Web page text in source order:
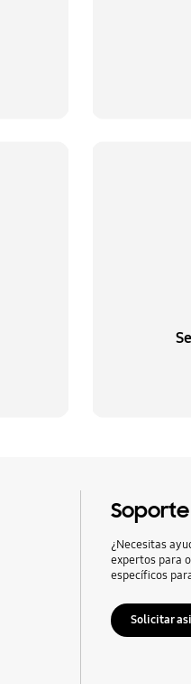
¿Necesitas
expertos para
específicos
Solicitar